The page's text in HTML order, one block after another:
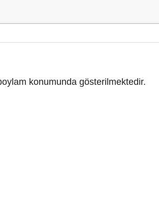
konumunda gösterilmektedir.